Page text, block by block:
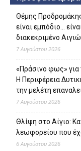
Θέμης
είναι εμπόδιο…
διακεκριμένο
7 Αυγούστου 2026
«Πράσινο φως» για
Η Περιφέρεια
την μελέτη
7 Αυγούστου 2026
Θλίψη στο Αίγιο:
λεωφορείου που
6 Αυγούστου 2026